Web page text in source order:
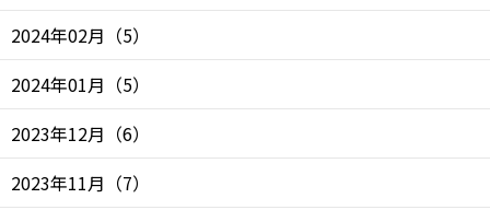
2024年02月 （5）
2024年01月 （5）
2023年12月 （6）
2023年11月 （7）